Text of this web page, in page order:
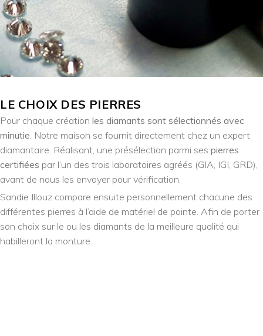
LE CHOIX DES PIERRES
Pour chaque création les diamants sont sélectionnés avec
minutie . Notre maison se fournit directement chez un expert
diamantaire. Réalisant, une présélection parmi ses pierres
certifiées par l’un des trois laboratoires agréés (GIA, IGI, GRD),
avant de nous les envoyer pour vérification.
Sandie Illouz compare ensuite personnellement chacune des
différentes pierres à l’aide de matériel de pointe. Afin de porter
son choix sur le ou les diamants de la meilleure qualité qui
habilleront la monture.